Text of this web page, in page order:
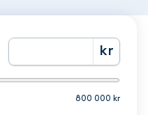
kr
800 000 kr